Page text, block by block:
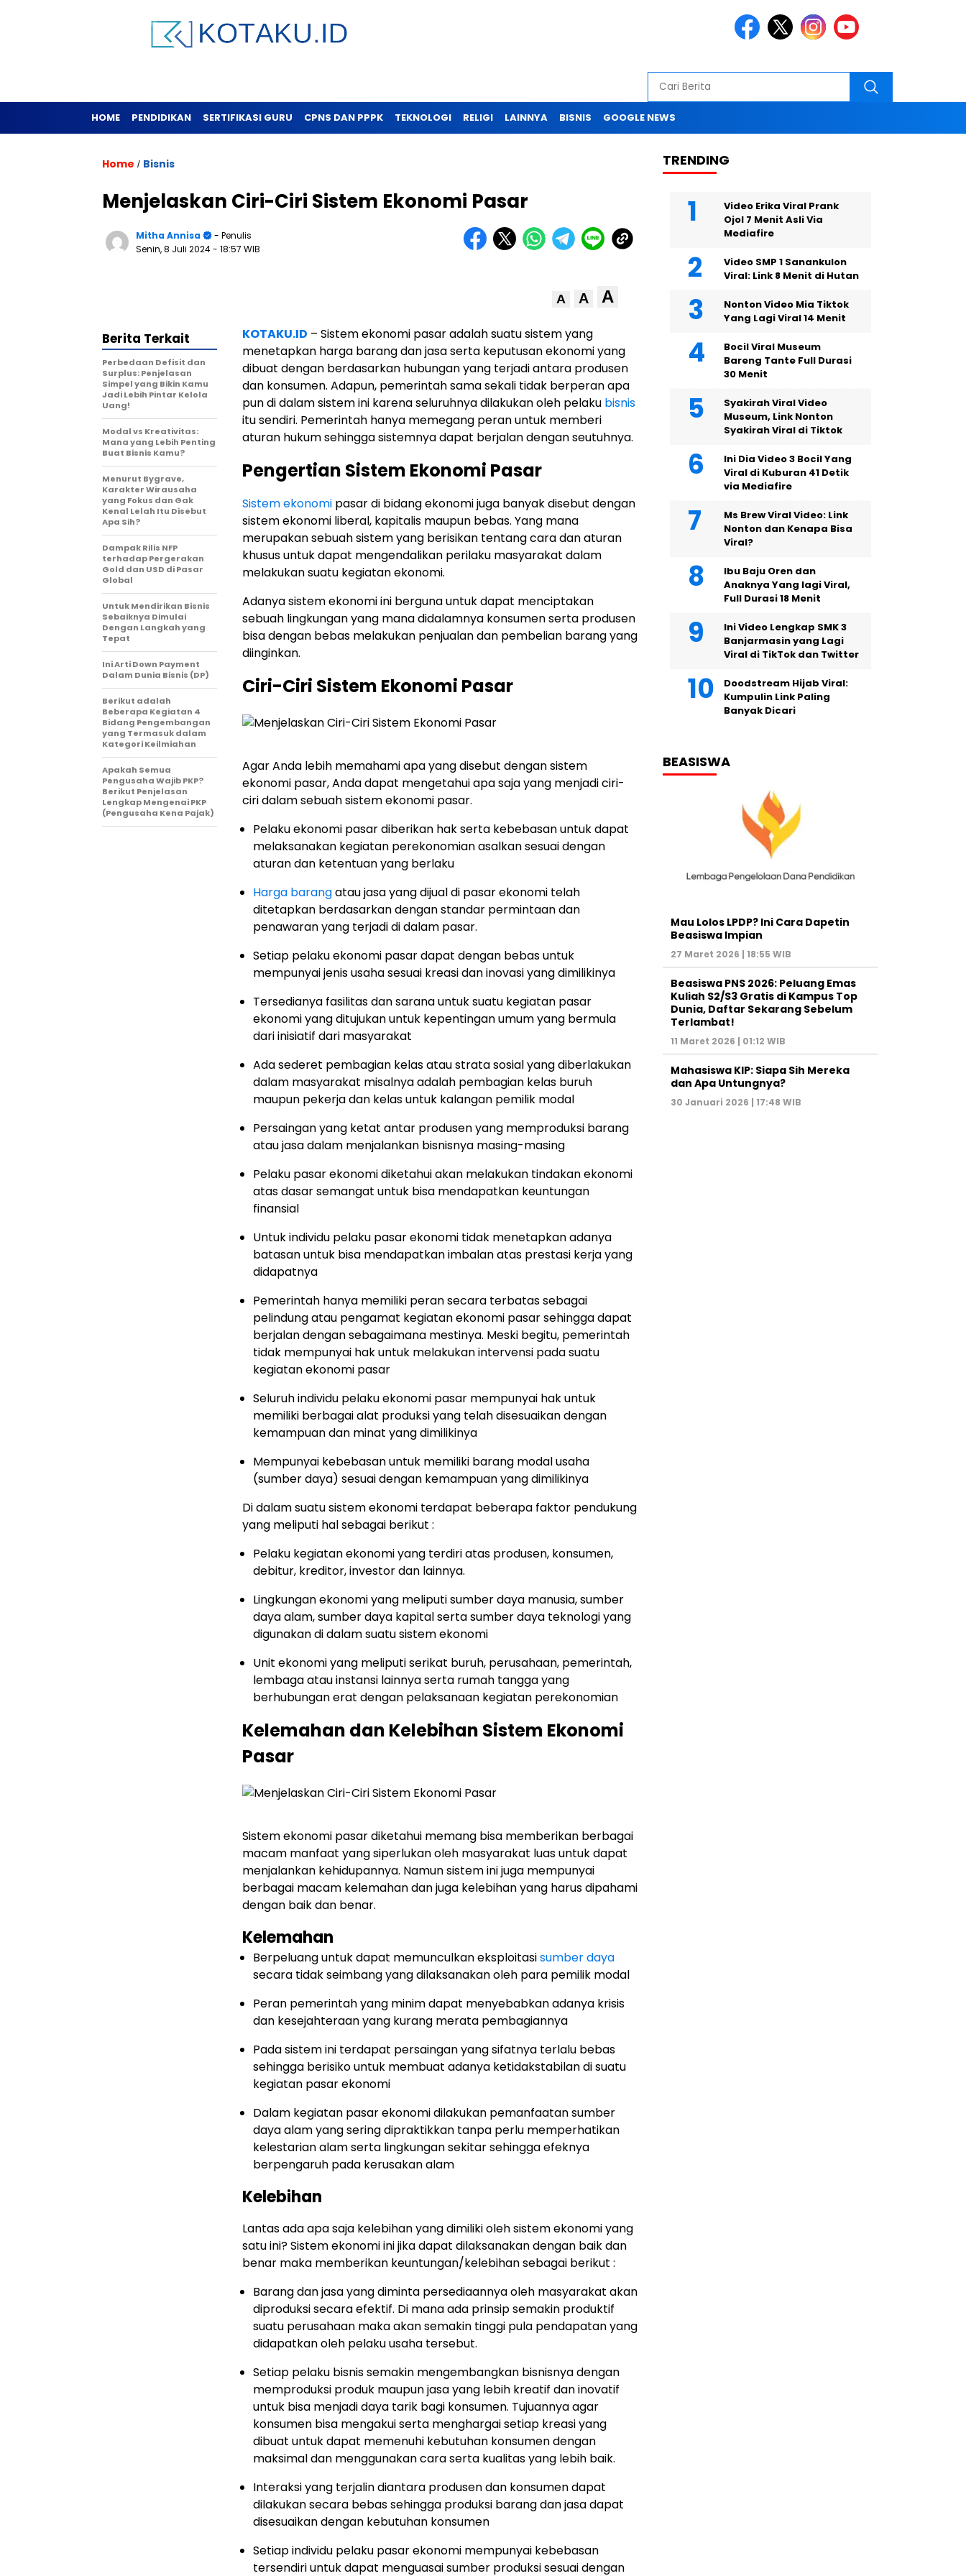
HOME PENDIDIKAN SERTIFIKASI GURU CPNS DAN PPPK TEKNOLOGI RELIGI LAINNYA BISNIS GOOGLE NEWS
Home / Bisnis
Menjelaskan Ciri-Ciri Sistem Ekonomi Pasar
Mitha Annisa
- Penulis
Senin, 8 Juli 2024- 18:57 WIB
A A A
KOTAKU.ID – Sistem ekonomi pasar adalah suatu sistem yang
menetapkan harga barang dan jasa serta keputusan ekonomi yang
dibuat dengan berdasarkan hubungan yang terjadi antara produsen
dan konsumen. Adapun, pemerintah sama sekali tidak berperan apa
pun di dalam sistem ini karena seluruhnya dilakukan oleh pelaku bisnis
itu sendiri. Pemerintah hanya memegang peran untuk memberi
aturan hukum sehingga sistemnya dapat berjalan dengan seutuhnya.
Pengertian Sistem Ekonomi Pasar
Sistem ekonomi pasar di bidang ekonomi juga banyak disebut dengan
sistem ekonomi liberal, kapitalis maupun bebas. Yang mana
merupakan sebuah sistem yang berisikan tentang cara dan aturan
khusus untuk dapat mengendalikan perilaku masyarakat dalam
melakukan suatu kegiatan ekonomi.
Adanya sistem ekonomi ini berguna untuk dapat menciptakan
sebuah lingkungan yang mana didalamnya konsumen serta produsen
bisa dengan bebas melakukan penjualan dan pembelian barang yang
diinginkan.
Ciri-Ciri Sistem Ekonomi Pasar
Agar Anda lebih memahami apa yang disebut dengan sistem
ekonomi pasar, Anda dapat mengetahui apa saja yang menjadi ciri-
ciri dalam sebuah sistem ekonomi pasar.
Pelaku ekonomi pasar diberikan hak serta kebebasan untuk dapat
melaksanakan kegiatan perekonomian asalkan sesuai dengan
aturan dan ketentuan yang berlaku
Harga barangatau jasa yang dijual di pasar ekonomi telah
ditetapkan berdasarkan dengan standar permintaan dan
penawaran yang terjadi di dalam pasar.
Setiap pelaku ekonomi pasar dapat dengan bebas untuk
mempunyai jenis usaha sesuai kreasi dan inovasi yang dimilikinya
Tersedianya fasilitas dan sarana untuk suatu kegiatan pasar
ekonomi yang ditujukan untuk kepentingan umum yang bermula
dari inisiatif dari masyarakat
Ada sederet pembagian kelas atau strata sosial yang diberlakukan
dalam masyarakat misalnya adalah pembagian kelas buruh
maupun pekerja dan kelas untuk kalangan pemilik modal
Persaingan yang ketat antar produsen yang memproduksi barang
atau jasa dalam menjalankan bisnisnya masing-masing
Pelaku pasar ekonomi diketahui akan melakukan tindakan ekonomi
atas dasar semangat untuk bisa mendapatkan keuntungan
finansial
Untuk individu pelaku pasar ekonomi tidak menetapkan adanya
batasan untuk bisa mendapatkan imbalan atas prestasi kerja yang
didapatnya
Pemerintah hanya memiliki peran secara terbatas sebagai
pelindung atau pengamat kegiatan ekonomi pasar sehingga dapat
berjalan dengan sebagaimana mestinya. Meski begitu, pemerintah
tidak mempunyai hak untuk melakukan intervensi pada suatu
kegiatan ekonomi pasar
Seluruh individu pelaku ekonomi pasar mempunyai hak untuk
memiliki berbagai alat produksi yang telah disesuaikan dengan
kemampuan dan minat yang dimilikinya
Mempunyai kebebasan untuk memiliki barang modal usaha
(sumber daya) sesuai dengan kemampuan yang dimilikinya
Di dalam suatu sistem ekonomi terdapat beberapa faktor pendukung
yang meliputi hal sebagai berikut :
Pelaku kegiatan ekonomi yang terdiri atas produsen, konsumen,
debitur, kreditor, investor dan lainnya.
Lingkungan ekonomi yang meliputi sumber daya manusia, sumber
daya alam, sumber daya kapital serta sumber daya teknologi yang
digunakan di dalam suatu sistem ekonomi
Unit ekonomi yang meliputi serikat buruh, perusahaan, pemerintah,
lembaga atau instansi lainnya serta rumah tangga yang
berhubungan erat dengan pelaksanaan kegiatan perekonomian
Kelemahan dan Kelebihan Sistem Ekonomi
Pasar
Sistem ekonomi pasar diketahui memang bisa memberikan berbagai
macam manfaat yang siperlukan oleh masyarakat luas untuk dapat
menjalankan kehidupannya. Namun sistem ini juga mempunyai
berbagai macam kelemahan dan juga kelebihan yang harus dipahami
dengan baik dan benar.
Kelemahan
Berpeluang untuk dapat memunculkan eksploitasisumber daya
secara tidak seimbang yang dilaksanakan oleh para pemilik modal
Peran pemerintah yang minim dapat menyebabkan adanya krisis
dan kesejahteraan yang kurang merata pembagiannya
Pada sistem ini terdapat persaingan yang sifatnya terlalu bebas
sehingga berisiko untuk membuat adanya ketidakstabilan di suatu
kegiatan pasar ekonomi
Dalam kegiatan pasar ekonomi dilakukan pemanfaatan sumber
daya alam yang sering dipraktikkan tanpa perlu memperhatikan
kelestarian alam serta lingkungan sekitar sehingga efeknya
berpengaruh pada kerusakan alam
Kelebihan
Lantas ada apa saja kelebihan yang dimiliki oleh sistem ekonomi yang
satu ini? Sistem ekonomi ini jika dapat dilaksanakan dengan baik dan
benar maka memberikan keuntungan/kelebihan sebagai berikut :
Barang dan jasa yang diminta persediaannya oleh masyarakat akan
diproduksi secara efektif. Di mana ada prinsip semakin produktif
suatu perusahaan maka akan semakin tinggi pula pendapatan yang
didapatkan oleh pelaku usaha tersebut.
Setiap pelaku bisnis semakin mengembangkan bisnisnya dengan
memproduksi produk maupun jasa yang lebih kreatif dan inovatif
untuk bisa menjadi daya tarik bagi konsumen. Tujuannya agar
konsumen bisa mengakui serta menghargai setiap kreasi yang
dibuat untuk dapat memenuhi kebutuhan konsumen dengan
maksimal dan menggunakan cara serta kualitas yang lebih baik.
Interaksi yang terjalin diantara produsen dan konsumen dapat
dilakukan secara bebas sehingga produksi barang dan jasa dapat
disesuaikan dengan kebutuhan konsumen
Setiap individu pelaku pasar ekonomi mempunyai kebebasan
tersendiri untuk dapat menguasai sumber produksi sesuai dengan
Berita Terkait
Perbedaan Defisit dan
Surplus: Penjelasan
Simpel yang Bikin Kamu
Jadi Lebih Pintar Kelola
Uang!
Modal vs Kreativitas:
Mana yang Lebih Penting
Buat Bisnis Kamu?
Menurut Bygrave,
Karakter Wirausaha
yang Fokus dan Gak
Kenal Lelah Itu Disebut
Apa Sih?
Dampak Rilis NFP
terhadap Pergerakan
Gold dan USD di Pasar
Global
Untuk Mendirikan Bisnis
Sebaiknya Dimulai
Dengan Langkah yang
Tepat
Ini Arti Down Payment
Dalam Dunia Bisnis (DP)
Berikut adalah
Beberapa Kegiatan 4
Bidang Pengembangan
yang Termasuk dalam
Kategori Keilmiahan
Apakah Semua
Pengusaha Wajib PKP?
Berikut Penjelasan
Lengkap Mengenai PKP
(Pengusaha Kena Pajak)
TRENDING
Video Erika Viral Prank
Ojol 7 Menit Asli Via
Mediafire
Video SMP 1 Sanankulon
Viral: Link 8 Menit di Hutan
Nonton Video Mia Tiktok
Yang Lagi Viral 14 Menit
Bocil Viral Museum
Bareng Tante Full Durasi
30 Menit
Syakirah Viral Video
Museum, Link Nonton
Syakirah Viral di Tiktok
Ini Dia Video 3 Bocil Yang
Viral di Kuburan 41 Detik
via Mediafire
Ms Brew Viral Video: Link
Nonton dan Kenapa Bisa
Viral?
Ibu Baju Oren dan
Anaknya Yang lagi Viral,
Full Durasi 18 Menit
Ini Video Lengkap SMK 3
Banjarmasin yang Lagi
Viral di TikTok dan Twitter
Doodstream Hijab Viral:
Kumpulin Link Paling
Banyak Dicari
BEASISWA
Mau Lolos LPDP? Ini Cara Dapetin
Beasiswa Impian
27 Maret 2026 | 18:55 WIB
Beasiswa PNS 2026: Peluang Emas
Kuliah S2/S3 Gratis di Kampus Top
Dunia, Daftar Sekarang Sebelum
Terlambat!
11 Maret 2026 | 01:12 WIB
Mahasiswa KIP: Siapa Sih Mereka
dan Apa Untungnya?
30 Januari 2026 | 17:48 WIB